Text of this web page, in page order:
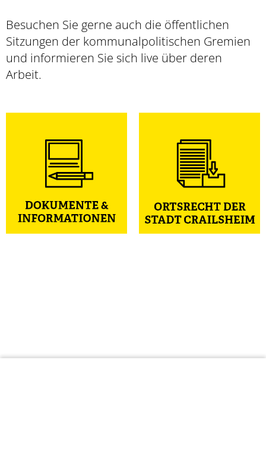
Besuchen Sie gerne auch die öffentlichen
Sitzungen der kommunalpolitischen Gremien
und informieren Sie sich live über deren
Arbeit.